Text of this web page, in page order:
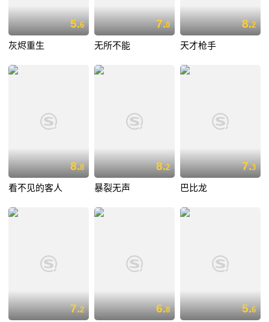
5.6
灰烬重生
7.0
无所不能
8.2
天才枪手
8.8
看不见的客人
8.2
暴裂无声
7.3
巴比龙
7.2 6.8 5.6